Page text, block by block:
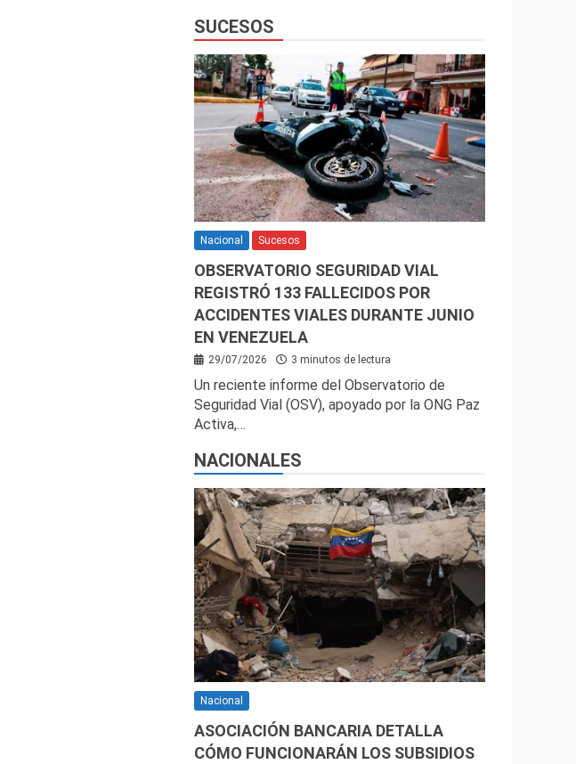
SUCESOS
Nacional Sucesos
OBSERVATORIO SEGURIDAD VIAL
REGISTRÓ 133 FALLECIDOS POR
ACCIDENTES VIALES DURANTE JUNIO
EN VENEZUELA
29/07/2026 3 minutos de lectura
Un reciente informe del Observatorio de
Seguridad Vial (OSV), apoyado por la ONG Paz
Activa,…
NACIONALES
Nacional
ASOCIACIÓN BANCARIA DETALLA
CÓMO FUNCIONARÁN LOS SUBSIDIOS